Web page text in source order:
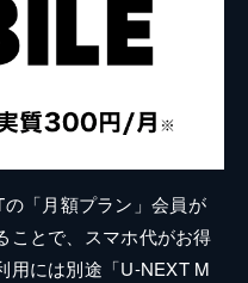
「月額プラン」会員が
ことで、スマホ代がお得
用には別途「U-NEXT M